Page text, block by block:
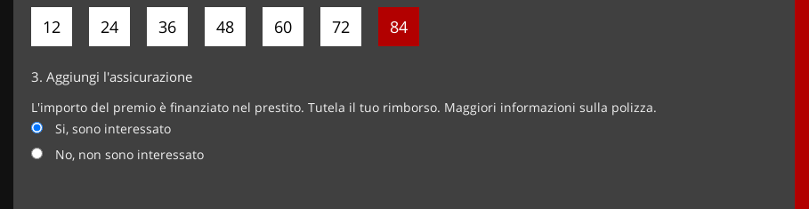
12 24 36 48 60 72 84
3. Aggiungi l'assicurazione
L'importo del premio è finanziato nel prestito. Tutela il tuo rimborso. Maggiori informazioni sulla polizza.
Si, sono interessato
No, non sono interessato